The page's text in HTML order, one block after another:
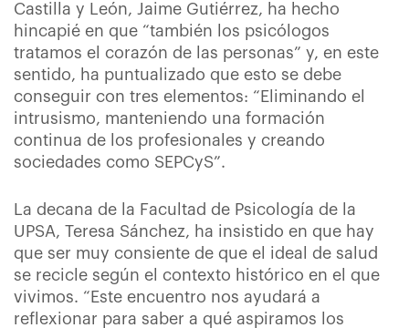
Castilla y León, Jaime Gutiérrez, ha hecho
hincapié en que “también los psicólogos
tratamos el corazón de las personas” y, en este
sentido, ha puntualizado que esto se debe
conseguir con tres elementos: “Eliminando el
intrusismo, manteniendo una formación
continua de los profesionales y creando
sociedades como SEPCyS”.
La decana de la Facultad de Psicología de la
UPSA, Teresa Sánchez, ha insistido en que hay
que ser muy consiente de que el ideal de salud
se recicle según el contexto histórico en el que
vivimos. “Este encuentro nos ayudará a
reflexionar para saber a qué aspiramos los